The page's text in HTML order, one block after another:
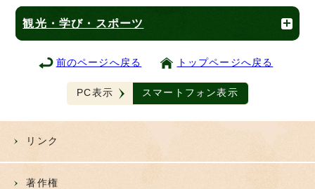
観光・学び・スポーツ
前のページへ戻る トップページへ戻る
PC表示 スマートフォン表示
リンク
著作権